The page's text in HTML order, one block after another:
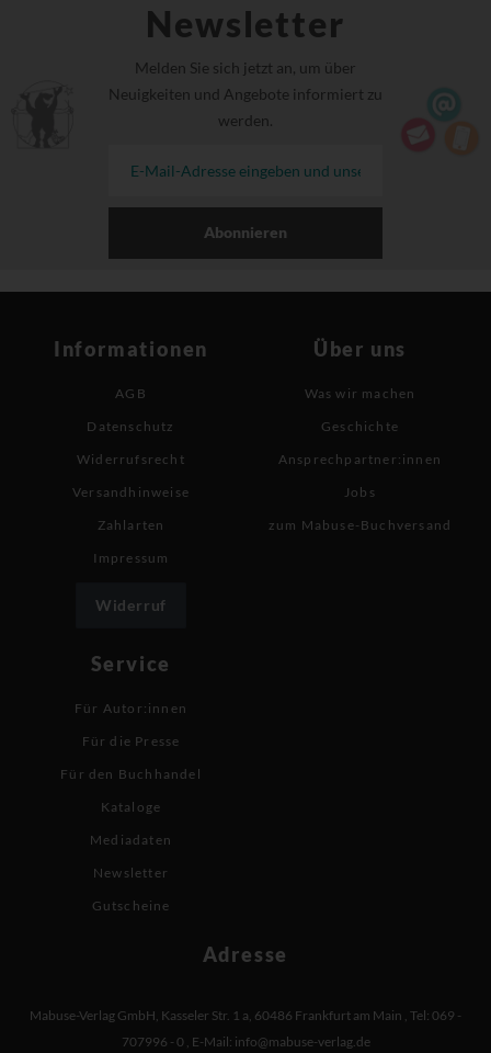
Newsletter
Melden Sie sich jetzt an, um über
Neuigkeiten und Angebote informiert zu
werden.
Abonnieren
Informationen
AGB
Datenschutz
Widerrufsrecht
Versandhinweise
Zahlarten
Impressum
Widerruf
Über uns
Was wir machen
Geschichte
Ansprechpartner:innen
Jobs
zum Mabuse-Buchversand
Service
Für Autor:innen
Für die Presse
Für den Buchhandel
Kataloge
Mediadaten
Newsletter
Gutscheine
Adresse
Mabuse-Verlag GmbH Kasseler Str. 1 a 60486 Frankfurt am Main Tel: 069 -
707996 - 0 E-Mail: info@mabuse-verlag.de